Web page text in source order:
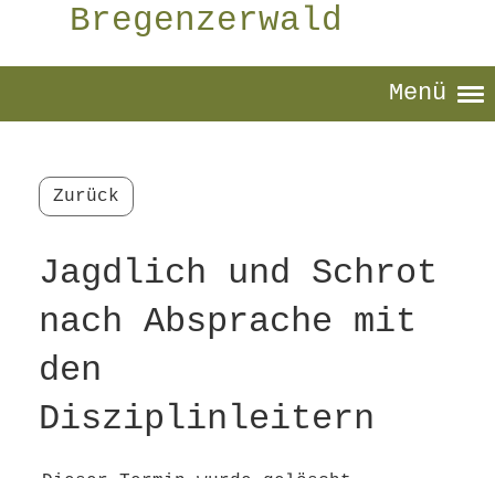
Bregenzerwald
Menü
Zurück
Jagdlich und Schrot
nach Absprache mit
den
Disziplinleitern